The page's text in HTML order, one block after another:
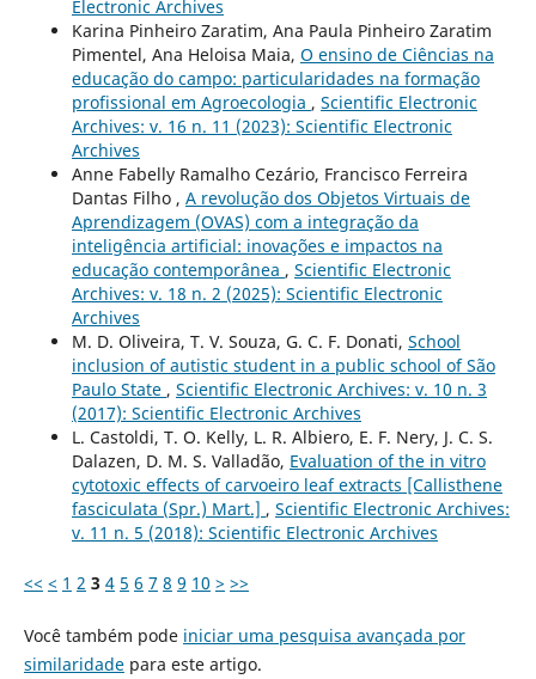
Electronic Archives
Karina Pinheiro Zaratim, Ana Paula Pinheiro Zaratim
Pimentel, Ana Heloisa Maia, O ensino de Ciências na
educação do campo: particularidades na formação
profissional em Agroecologia , Scientific Electronic
Archives: v. 16 n. 11 (2023): Scientific Electronic
Archives
Anne Fabelly Ramalho Cezário, Francisco Ferreira
Dantas Filho , A revolução dos Objetos Virtuais de
Aprendizagem (OVAS) com a integração da
inteligência artificial: inovações e impactos na
educação contemporânea , Scientific Electronic
Archives: v. 18 n. 2 (2025): Scientific Electronic
Archives
M. D. Oliveira, T. V. Souza, G. C. F. Donati, School
inclusion of autistic student in a public school of São
Paulo State , Scientific Electronic Archives: v. 10 n. 3
(2017): Scientific Electronic Archives
L. Castoldi, T. O. Kelly, L. R. Albiero, E. F. Nery, J. C. S.
Dalazen, D. M. S. Valladão, Evaluation of the in vitro
cytotoxic effects of carvoeiro leaf extracts [Callisthene
fasciculata (Spr.) Mart.] , Scientific Electronic Archives:
v. 11 n. 5 (2018): Scientific Electronic Archives
<< < 1 2 3 4 5 6 7 8 9 10 > >>
Você também pode iniciar uma pesquisa avançada por
similaridadepara este artigo.